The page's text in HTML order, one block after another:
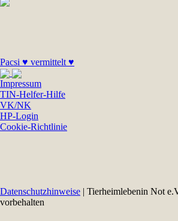
Pacsi ♥ vermittelt ♥
Impressum
TIN-Helfer-Hilfe
VK/NK
HP-Login
Cookie-Richtlinie
Datenschutzhinweise | Tierheimlebenin Not
vorbehalten